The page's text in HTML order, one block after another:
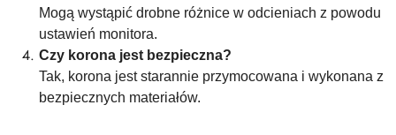
Mogą wystąpić drobne różnice w odcieniach z powodu
ustawień monitora.
Czy korona jest bezpieczna?
Tak, korona jest starannie przymocowana i wykonana z
bezpiecznych materiałów.